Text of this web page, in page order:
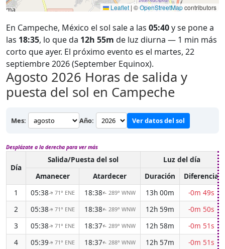
Leaflet | ©OpenStreetMapcontributors
En Campeche, México el sol sale a las 05:40y se pone a
las 18:35, lo que da 12h 55m de luz diurna — 1 min más
corto que ayer. El próximo evento es el martes, 22
septiembre 2026 (September Equinox).
Agosto 2026 Horas de salida y
puesta del sol en Campeche
Mes: Año: Ver datos del sol
Desplázate a la derecha para ver más
Día
Salida/Puesta del sol
Luz del día
Amanecer
Atardecer Duración
Diferencia
1
05:38↑ 71° ENE 18:38↑ 289° WNW 13h 00m
-0m 49s
2
05:38↑ 71° ENE 18:38↑ 289° WNW 12h 59m
-0m 50s
3
05:38↑ 71° ENE 18:37↑ 289° WNW 12h 58m
-0m 51s
4
05:39↑ 71° ENE 18:37↑ 288° WNW 12h 57m
-0m 51s